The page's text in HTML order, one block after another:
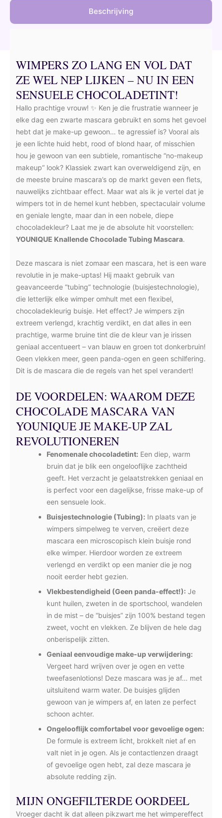
Beschrijving
WIMPERS ZO LANG EN VOL DAT
ZE WEL NEP LIJKEN – NU IN EEN
SENSUELE CHOCOLADETINT!
Hallo prachtige vrouw! ✨ Ken je die frustratie wanneer je
elke dag een zwarte mascara gebruikt en soms het gevoel
hebt dat je make-up gewoon… te agressief is? Vooral als
je een lichte huid hebt, rood of blond haar, of misschien
hou je gewoon van een subtiele, romantische “no-makeup
makeup” look? Klassiek zwart kan overweldigend zijn, en
de meeste bruine mascara’s op de markt geven een flets,
nauwelijks zichtbaar effect. Maar wat als ik je vertel dat je
wimpers tot in de hemel kunt hebben, spectaculair volume
en geniale lengte, maar dan in een nobele, diepe
chocoladekleur? Laat me je de absolute hit voorstellen:
YOUNIQUE Knallende Chocolade Tubing Mascara.
Deze mascara is niet zomaar een mascara, het is een ware
revolutie in je make-uptas! Hij maakt gebruik van
geavanceerde “tubing” technologie (buisjestechnologie),
die letterlijk elke wimper omhult met een flexibel,
chocoladekleurig buisje. Het effect? Je wimpers zijn
extreem verlengd, krachtig verdikt, en dat alles in een
prachtige, warme bruine tint die de kleur van je irissen
geniaal accentueert – van blauw en groen tot donkerbruin!
Geen vlekken meer, geen panda-ogen en geen schilfering.
Dit is de mascara die de regels van het spel verandert!
DE VOORDELEN: WAAROM DEZE
CHOCOLADE MASCARA VAN
YOUNIQUE JE MAKE-UP ZAL
REVOLUTIONEREN
Fenomenale chocoladetint: Een diep, warm
bruin dat je blik een ongelooflijke zachtheid
geeft. Het verzacht je gelaatstrekken geniaal en
is perfect voor een dagelijkse, frisse make-up of
een sensuele look.
Buisjestechnologie (Tubing): In plaats van je
wimpers simpelweg te verven, creëert deze
mascara een microscopisch klein buisje rond
elke wimper. Hierdoor worden ze extreem
verlengd en verdikt op een manier die je nog
nooit eerder hebt gezien.
Vlekbestendigheid (Geen panda-effect!): Je
kunt huilen, zweten in de sportschool, wandelen
in de mist – de “buisjes” zijn 100% bestand tegen
zweet, vocht en vlekken. Ze blijven de hele dag
onberispelijk zitten.
Geniaal eenvoudige make-up verwijdering:
Vergeet hard wrijven over je ogen en vette
tweefasenlotions! Deze mascara was je af… met
uitsluitend warm water. De buisjes glijden
gewoon van je wimpers af, en laten ze perfect
schoon achter.
Ongelooflijk comfortabel voor gevoelige ogen:
De formule is extreem licht, brokkelt niet af en
valt niet in je ogen. Als je contactlenzen draagt
of gevoelige ogen hebt, zal deze mascara je
absolute redding zijn.
MIJN ONGEFILTERDE OORDEEL
Vroeger dacht ik dat alleen pikzwart me het wimpereffect